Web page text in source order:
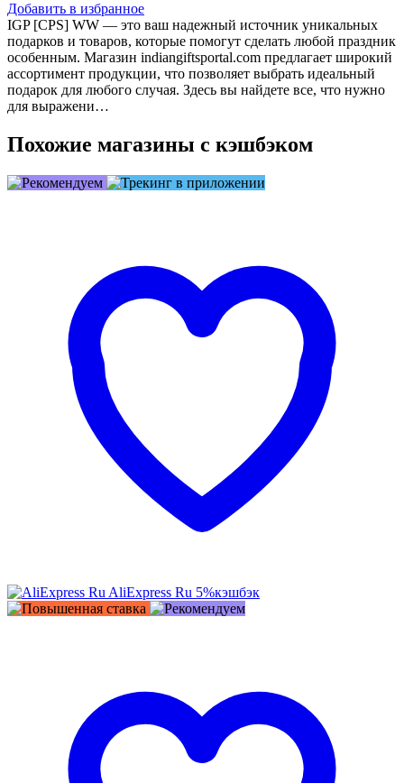
Добавить в избранное
IGP [CPS] WW — это ваш надежный источник уникальных
подарков и товаров, которые помогут сделать любой праздник
особенным. Магазин indiangiftsportal.com предлагает широкий
ассортимент продукции, что позволяет выбрать идеальный
подарок для любого случая. Здесь вы найдете все, что нужно
для выражени…
Похожие магазины с кэшбэком
AliExpress Ru 5%кэшбэк